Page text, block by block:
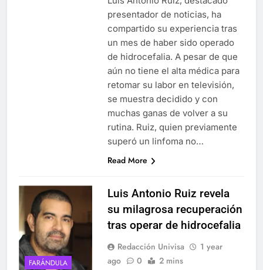
presentador de noticias, ha
compartido su experiencia tras
un mes de haber sido operado
de hidrocefalia. A pesar de que
aún no tiene el alta médica para
retomar su labor en televisión,
se muestra decidido y con
muchas ganas de volver a su
rutina. Ruiz, quien previamente
superó un linfoma no…
Read More
FARÁNDULA
Luis Antonio Ruiz revela
su milagrosa recuperación
tras operar de hidrocefalia
Redacción Univisa
1 year
ago
0 2 mins